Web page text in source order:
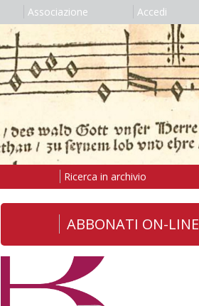
Associazione Accedi
Ricerca in archivio
ABBONATI ON-LINE